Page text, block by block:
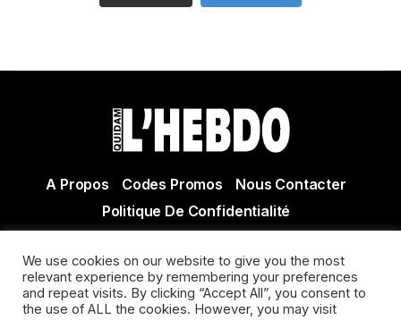
A Propos Codes Promos
Nous Contacter
Politique De Confidentialité
Actualité Agen - Actualité en lot et Garonne - Actualité
Villeneuve sur Lot
We use cookies on our website to give you the most
relevant experience by remembering your preferences
and repeat visits. By clicking “Accept All”, you consent to
the use of ALL the cookies. However, you may visit